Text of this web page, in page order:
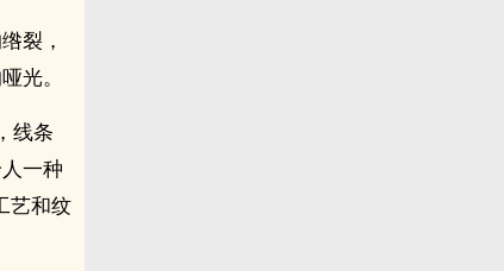
裂，
光。
线条
一种
艺和纹